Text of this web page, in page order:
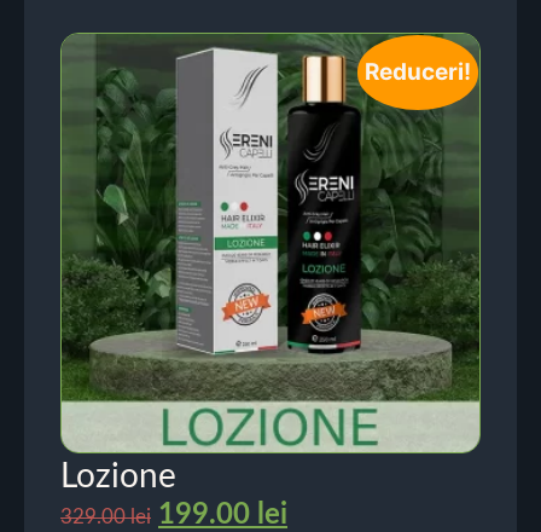
Reduceri!
Lozione
329.00lei 199.00 lei